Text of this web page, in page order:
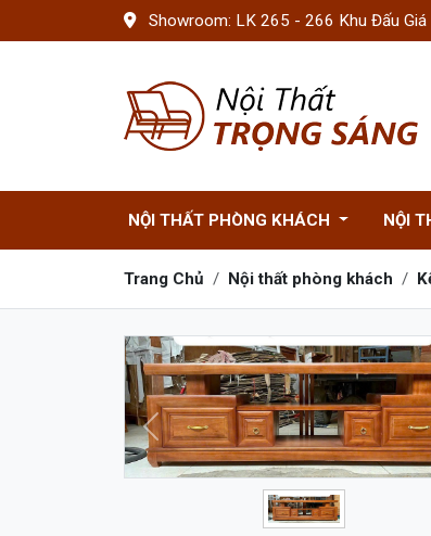
Showroom: LK 265 - 266 Khu Đấu
NỘI THẤT PHÒNG KHÁCH NỘI
Trang Chủ Nội thất phòng khách
Trước